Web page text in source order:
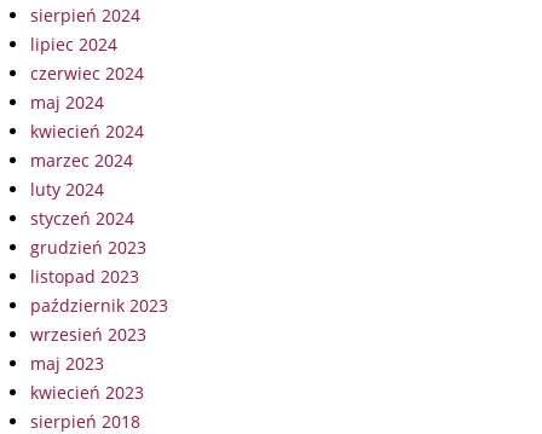
sierpień 2024
lipiec 2024
czerwiec 2024
maj 2024
kwiecień 2024
marzec 2024
luty 2024
styczeń 2024
grudzień 2023
listopad 2023
październik 2023
wrzesień 2023
maj 2023
kwiecień 2023
sierpień 2018